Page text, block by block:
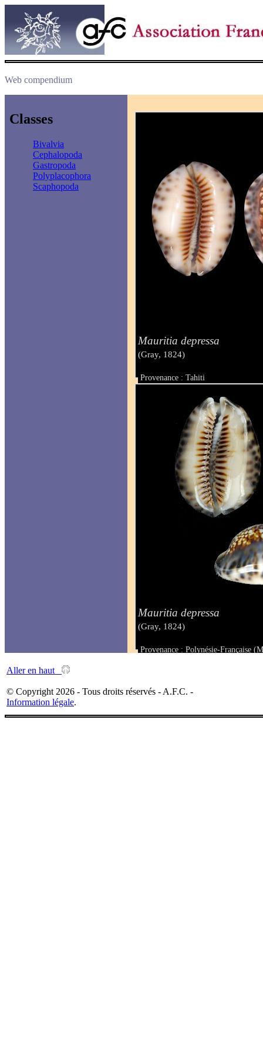
Web compendium
Classes
Bivalvia
Cephalopoda
Gastropoda
Polyplacophora
Scaphopoda
Mauritia depressa
(Gray, 1824)
Provenance : Tahiti
Taille : 32 mm
Mauritia depressa
(Gray, 1824)
Provenance : Polynésie-Française
Aller en haut
© Copyright 2026 - Tous droits réservés - A.F.C. -
Information légale.